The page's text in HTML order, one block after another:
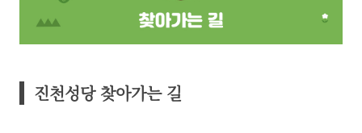
진천성당 찾아가는 길